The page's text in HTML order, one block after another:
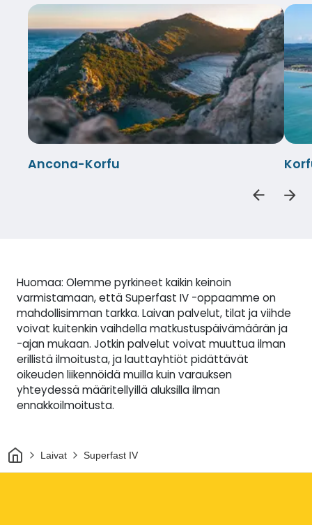
Ancona-Korfu
Huomaa: Olemme pyrkineet kaikin keinoin
varmistamaan, että Superfast IV -oppaamme on
mahdollisimman tarkka. Laivan palvelut, tilat ja viihde
voivat kuitenkin vaihdella matkustuspäivämäärän ja
-ajan mukaan. Jotkin palvelut voivat muuttua ilman
erillistä ilmoitusta, ja lauttayhtiöt pidättävät
oikeuden liikennöidä muilla kuin varauksen
yhteydessä määritellyillä aluksilla ilman
ennakkoilmoitusta.
Kotiin Laivat Superfast IV